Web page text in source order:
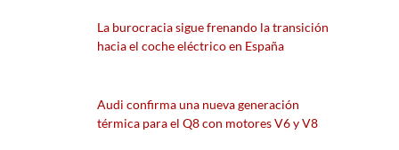
La burocracia sigue frenando la transición
hacia el coche eléctrico en España
Audi confirma una nueva generación
térmica para el Q8 con motores V6 y V8